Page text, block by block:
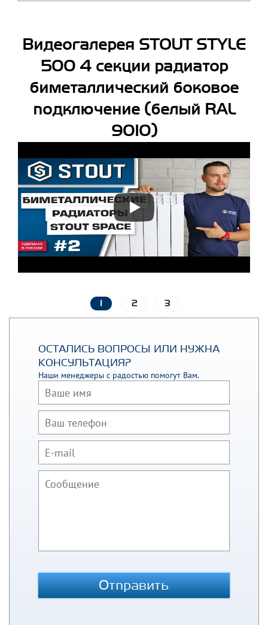
Видеогалерея STOUT STYLE
500 4 секции радиатор
биметаллический боковое
подключение (белый RAL
9010)
2 3
ОСТАЛИСЬ ВОПРОСЫ ИЛИ НУЖНА
КОНСУЛЬТАЦИЯ?
Наши менеджеры с радостью помогут Вам.
Отправить